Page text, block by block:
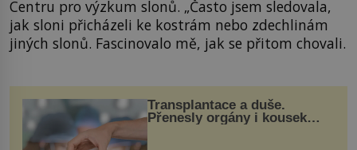
Centru pro výzkum slonů. „Často jsem sledovala,
jak sloni přicházeli ke kostrám nebo zdechlinám
jiných slonů. Fascinovalo mě, jak se přitom chovali.
Transplantace a duše.
Přenesly orgány i kousek